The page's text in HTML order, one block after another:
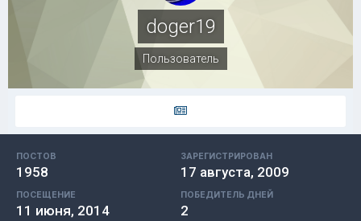
doger19
Пользователь
ПОСТОВ
1958
ЗАРЕГИСТРИРОВАН
17 августа, 2009
ПОСЕЩЕНИЕ
11 июня, 2014
ПОБЕДИТЕЛЬ ДНЕЙ
2